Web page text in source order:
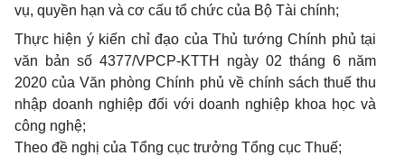
vụ, quyền hạn và cơ cấu tổ chức của Bộ Tài chính;
Thực hiện ý kiến chỉ đạo của Thủ tướng Chính phủ tại
văn bản số 4377/VPCP-KTTH ngày 02 tháng 6 năm
2020 của Văn phòng Chính phủ về chính sách thuế thu
nhập doanh nghiệp đối với doanh nghiệp khoa học và
công nghệ;
Theo đề nghị của Tổng cục trưởng Tổng cục Thuế;